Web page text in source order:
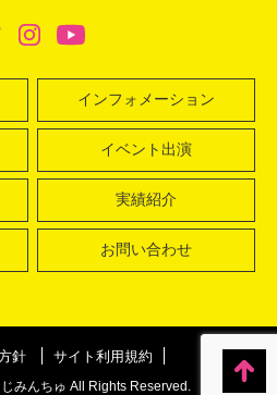
インフォメーション
イベント出演
実績紹介
お問い合わせ
針 サイト利用規約
みんちゅ All Rights Reserved.